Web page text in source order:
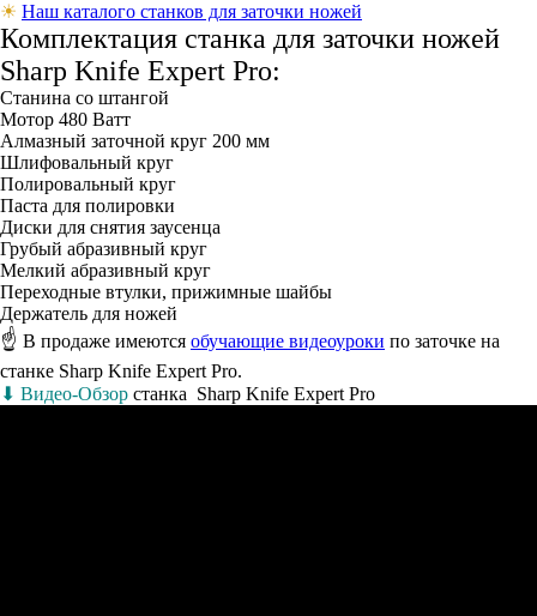
☀ Наш каталого станков для заточки ножей
Комплектация станка для заточки ножей
Sharp Knife Expert Pro:
Станина со штангой
Мотор 480 Ватт
Алмазный заточной круг 200 мм
Шлифовальный круг
Полировальный круг
Паста для полировки
Диски для снятия заусенца
Грубый абразивный круг
Мелкий абразивный круг
Переходные втулки, прижимные шайбы
Держатель для ножей
☝ В продаже имеются обучающие видеоуроки по заточке на
станке Sharp Knife Expert Pro.
⬇ Видео-Обзор станка Sharp Knife Expert Pro